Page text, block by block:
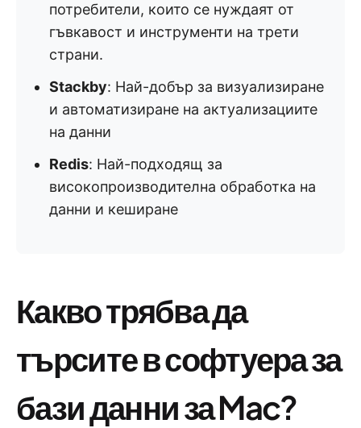
потребители, които се нуждаят от
гъвкавост и инструменти на трети
страни.
Stackby: Най-добър за визуализиране
и автоматизиране на актуализациите
на данни
Redis: Най-подходящ за
високопроизводителна обработка на
данни и кеширане
Какво трябва да
търсите в софтуера за
бази данни за Mac?